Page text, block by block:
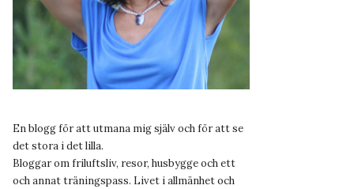
En blogg för att utmana mig själv och för att se
det stora i det lilla.
Bloggar om friluftsliv, resor, husbygge och ett
och annat träningspass. Livet i allmänhet och